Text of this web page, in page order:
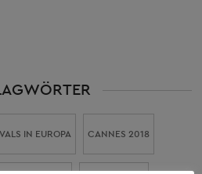
IN EUROPA CANNES 2018